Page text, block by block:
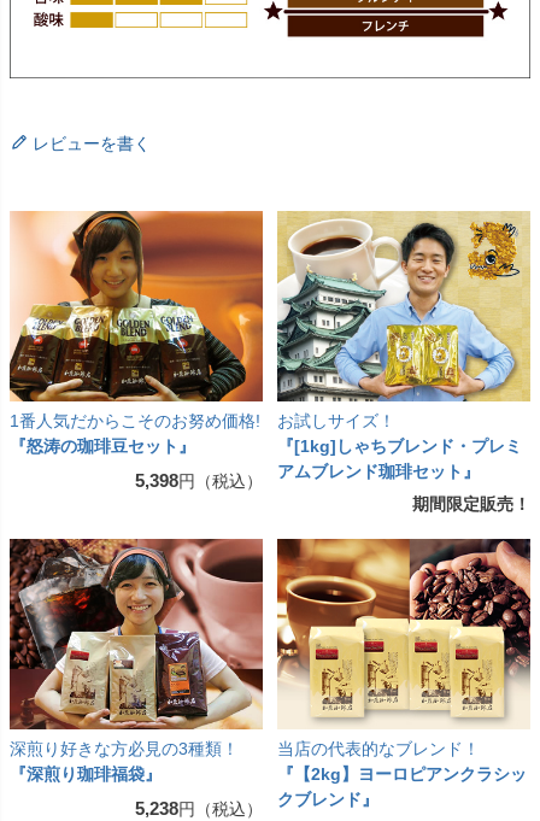
レビューを書く
1番人気だからこそのお努め価格!
『怒涛の珈琲豆セット』
5,398円（税込）
お試しサイズ！
『[1kg]しゃちブレンド・プレミ
アムブレンド珈琲セット』
期間限定販売！
深煎り好きな方必見の3種類！
『深煎り珈琲福袋』
5,238円（税込）
当店の代表的なブレンド！
『【2kg】ヨーロピアンクラシッ
クブレンド』